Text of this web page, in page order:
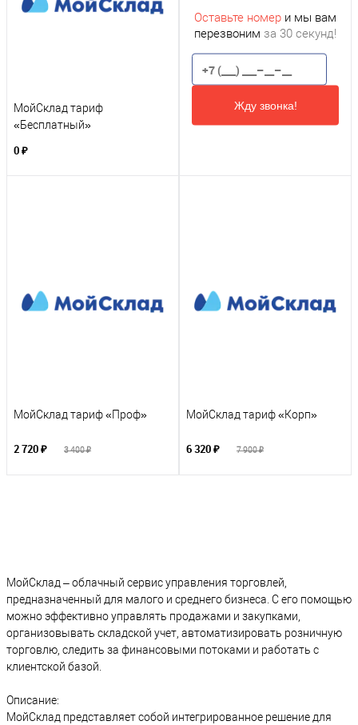
МойСклад тариф
«Бесплатный»
0 ₽
Оставьте номер и мы вам
перезвоним за 30 секунд!
Жду звонка!
МойСклад тариф «Проф»
2 720 ₽ 3 400 ₽
МойСклад тариф «Корп»
6 320 ₽ 7 900 ₽
МойСклад – облачный сервис управления торговлей,
предназначенный для малого и среднего бизнеса. С его помощью
можно эффективно управлять продажами и закупками,
организовывать складской учет, автоматизировать розничную
торговлю, следить за финансовыми потоками и работать с
клиентской базой.
Описание:
МойСклад представляет собой интегрированное решение для